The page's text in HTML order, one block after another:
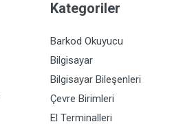
Kategoriler
Barkod Okuyucu
Bilgisayar
Bilgisayar Bileşenleri
Çevre Birimleri
El Terminalleri